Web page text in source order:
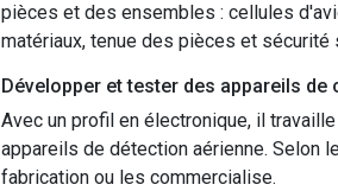
pièces et des ensembles : cellules
matériaux, tenue des pièces et
Développer et tester des appareils de
Avec un profil en électronique, il
appareils de détection aérienne. Selon
fabrication ou les commercialise.